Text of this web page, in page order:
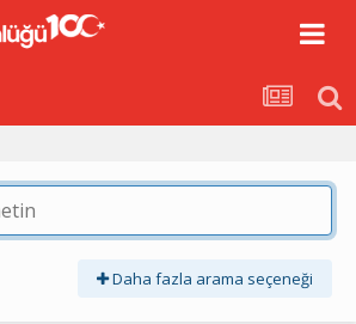
Daha fazla arama seçeneği